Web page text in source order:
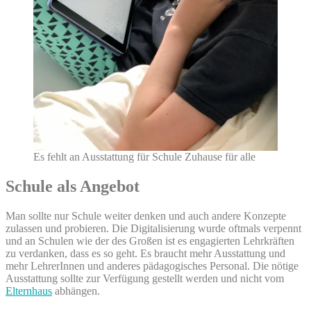
Es fehlt an Ausstattung für Schule Zuhause für alle
Schule als Angebot
Man sollte nur Schule weiter denken und auch andere Konzepte
zulassen und probieren. Die Digitalisierung wurde oftmals verpennt
und an Schulen wie der des Großen ist es engagierten Lehrkräften
zu verdanken, dass es so geht. Es braucht mehr Ausstattung und
mehr LehrerInnen und anderes pädagogisches Personal. Die nötige
Ausstattung sollte zur Verfügung gestellt werden und nicht vom
Elternhaus abhängen.